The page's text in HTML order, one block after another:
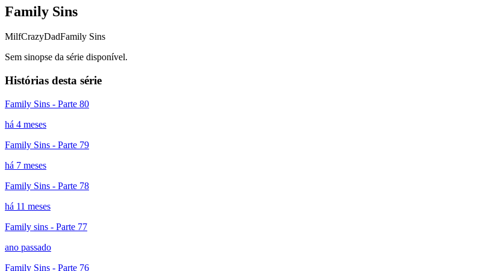
Family Sins
MilfCrazyDadFamily Sins
Sem sinopse da série disponível.
Histórias desta série
Family Sins - Parte 80
há 4 meses
Family Sins - Parte 79
há 7 meses
Family Sins - Parte 78
há 11 meses
Family sins - Parte 77
ano passado
Family Sins - Parte 76